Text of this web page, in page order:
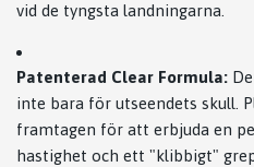
vid de tyngsta landningarna.
Patenterad Clear Formula:
inte bara för utseendets skull.
framtagen för att erbjuda en
hastighet och ett "klibbigt"